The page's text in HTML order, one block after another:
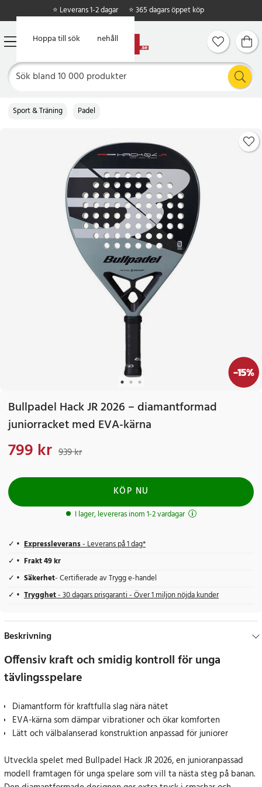
Hoppa till huvudinnehåll
Hoppa till sök
⭐ Leverans 1-2 dagar ⭐ 365 dagars öppet köp
Sport & Träning Padel
-15%
Bullpadel Hack JR 2026 – diamantformad
juniorracket med EVA-kärna
Nuvarande pris
799 kr 939 kr
KÖP NU
I lager, levereras inom 1-2 vardagar
Expressleverans- Leverans på 1 dag*
Frakt 49 kr
Säkerhet- Certifierade av Trygg e-handel
Trygghet- 30 dagars prisgaranti - Över 1 miljon nöjda kunder
Beskrivning
Offensiv kraft och smidig kontroll för unga
tävlingsspelare
Diamantform för kraftfulla slag nära nätet
EVA-kärna som dämpar vibrationer och ökar komforten
Lätt och välbalanserad konstruktion anpassad för juniorer
Utveckla spelet med Bullpadel Hack JR 2026, en junioranpassad
modell framtagen för unga spelare som vill ta nästa steg på banan.